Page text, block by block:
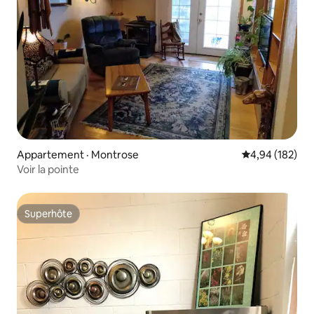
Appartement · Montrose Note
4,94 (182)
Voir la pointe
Superhôte
Superhôte